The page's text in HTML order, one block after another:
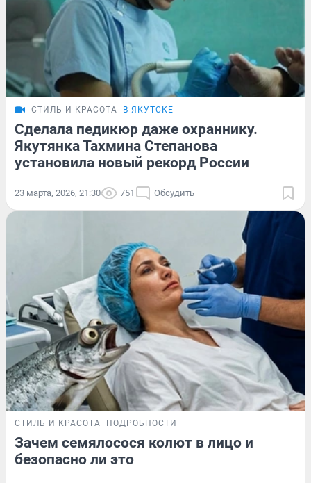
СТИЛЬ И КРАСОТА В ЯКУТСКЕ
Сделала педикюр даже охраннику.
Якутянка Тахмина Степанова
установила новый рекорд России
23 марта, 2026, 21:30 751 Обсудить
СТИЛЬ И КРАСОТА ПОДРОБНОСТИ
Зачем семялосося колют в лицо и
безопасно ли это